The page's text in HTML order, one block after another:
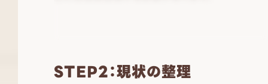
STEP2：現状の整理